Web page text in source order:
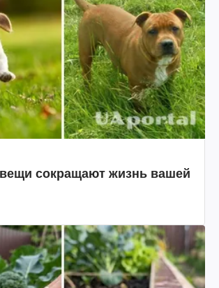
вещи сокращают жизнь вашей